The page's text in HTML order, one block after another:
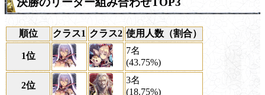
順位 クラス1 クラス2 使用人数（割合）
1位
7名
(43.75%)
2位
3名
(18.75%)